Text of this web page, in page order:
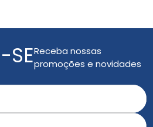
SEReceba nossas
promoções e novidades